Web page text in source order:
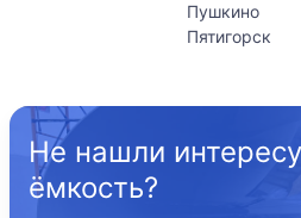
Пушкино
Пятигорск
Не нашли
ёмкость?